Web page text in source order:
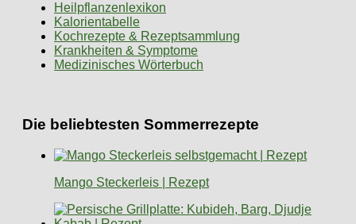
Heilpflanzenlexikon
Kalorientabelle
Kochrezepte & Rezeptsammlung
Krankheiten & Symptome
Medizinisches Wörterbuch
Die beliebtesten Sommerrezepte
Mango Steckerleis | Rezept